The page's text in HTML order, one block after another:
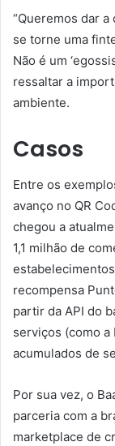
“Queremos dar
se torne uma
Não é um
ressaltar a
ambiente.
Casos
Entre os
avanço no QR
chegou a
1,1 milhão de
recompensa
partir da API do
serviços (como
acumulados de
Por sua vez, o
parceria com a
marketplace de